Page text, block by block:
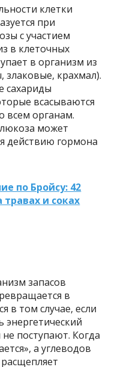
клетки
при
с участием
в клеточных
в организм из
крахмал).
сахариды
всасываются
всем органам.
может
действию гормона
по Бройсу: 42
и соках
запасов
в
в том случае, если
поступают. Когда
а углеводов